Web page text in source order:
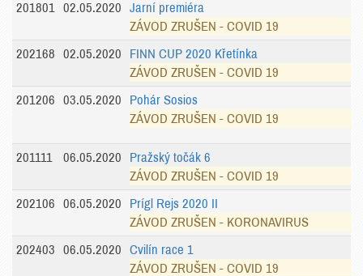
201801 02.05.2020
Jarní premiéra
ZÁVOD ZRUŠEN - COVID 19
202168
02.05.2020
FINN CUP 2020 Křetínka
ZÁVOD ZRUŠEN - COVID 19
201206
03.05.2020
Pohár Sosios
ZÁVOD ZRUŠEN - COVID 19
201111 06.05.2020
Pražský točák 6
ZÁVOD ZRUŠEN - COVID 19
202106
06.05.2020
Prígl Rejs 2020 II
ZÁVOD ZRUŠEN - KORONAVIRUS
202403
06.05.2020
Cvilín race 1
ZÁVOD ZRUŠEN - COVID 19